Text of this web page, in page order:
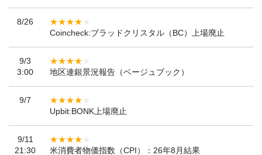
8/26
Coincheck:ブラッドクリスタル（BC）上場廃止
9/3
3:00
地区連銀景況報告（ベージュブック）
9/7
Upbit:BONK上場廃止
9/11
21:30
米消費者物価指数（CPI）：26年8月結果